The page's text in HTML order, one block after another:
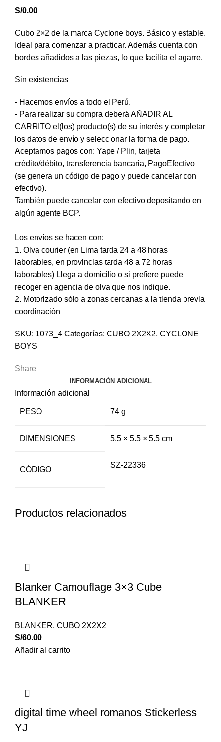
S/0.00
Cubo 2×2 de la marca Cyclone boys. Básico y estable.
Ideal para comenzar a practicar. Además cuenta con
bordes añadidos a las piezas, lo que facilita el agarre.
Sin existencias
- Hacemos envíos a todo el Perú.
- Para realizar su compra deberá AÑADIR AL
CARRITO el(los) producto(s) de su interés y completar
los datos de envío y seleccionar la forma de pago.
Aceptamos pagos con: Yape / Plin, tarjeta
crédito/débito, transferencia bancaria, PagoEfectivo
(se genera un código de pago y puede cancelar con
efectivo).
También puede cancelar con efectivo depositando en
algún agente BCP.
Los envíos se hacen con:
1. Olva courier (en Lima tarda 24 a 48 horas
laborables, en provincias tarda 48 a 72 horas
laborables) Llega a domicilio o si prefiere puede
recoger en agencia de olva que nos indique.
2. Motorizado sólo a zonas cercanas a la tienda previa
coordinación
SKU: 1073_4 Categorías: CUBO 2X2X2, CYCLONE
BOYS
Share:
INFORMACIÓN ADICIONAL
Información adicional
PESO 74 g
DIMENSIONES 5.5 × 5.5 × 5.5 cm
CÓDIGO
SZ-22336
Productos relacionados
Blanker Camouflage 3×3 Cube
BLANKER
BLANKER, CUBO 2X2X2
S/60.00
Añadir al carrito
digital time wheel romanos Stickerless
YJ